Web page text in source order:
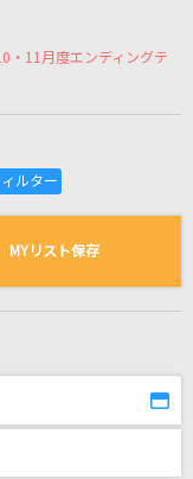
の一覧
・11月度エンディングテ
MYリスト保存